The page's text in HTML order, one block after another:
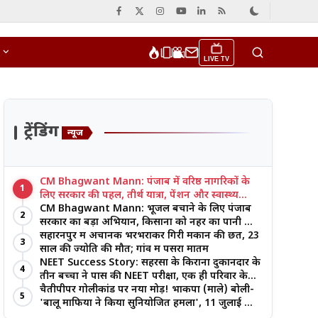
LIVE TV
ट्रेंडिंग न्यूज
1
CM Bhagwant Mann: पंजाब में वरिष्ठ नागरिकों के
लिए सरकार की पहल, तीर्थ यात्रा, पेंशन और स्वास्थ्य
सुविधाओं पर जोर
2
CM Bhagwant Mann: भूजल बचाने के लिए पंजाब
सरकार का बड़ा अभियान, किसानों को नहर का पानी और
आधुनिक खेती का मिल रहा लाभ
3
सहारनपुर में अचानक भरभराकर गिरी मकान की छत, 23
साल की ज्योति की मौत; गांव में पसरा मातम
4
NEET Success Story: सहरसा के किराना दुकानदार के
तीन बच्चों ने पास की NEET परीक्षा, एक ही परिवार के
तीन भाई-बहनों ने रचा इतिहास
5
चैतीपीपर गोलीकांड पर नया मोड़! भाकपा (माले) बोली-
'बालू माफिया ने किया सुनियोजित हमला', 11 जुलाई को